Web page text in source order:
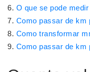
O que se pode
Como passar de km
Como transformar
Como passar de km